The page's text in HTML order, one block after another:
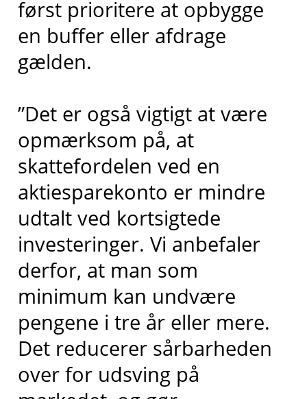
først prioritere at opbygge
en buffer eller afdrage
gælden.
”Det er også vigtigt at være
opmærksom på, at
skattefordelen ved en
aktiesparekonto er mindre
udtalt ved kortsigtede
investeringer. Vi anbefaler
derfor, at man som
minimum kan undvære
pengene i tre år eller mere.
Det reducerer sårbarheden
over for udsving på